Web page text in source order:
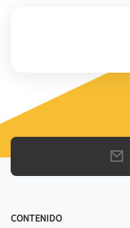
CONTENIDO